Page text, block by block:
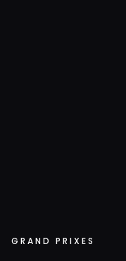
GRAND PRIXES